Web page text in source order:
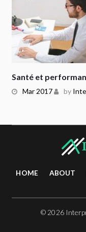
Mar 2017 by
Santé et
HOME ABOUT
© 2026